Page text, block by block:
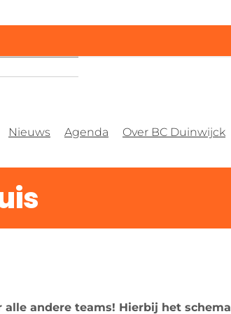
Nieuws Agenda Over BC Duinwijck
andere teams! Hierbij het schema